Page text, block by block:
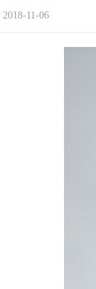
2018-11-06